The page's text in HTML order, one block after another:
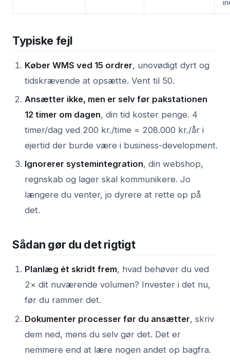
Typiske fejl
Køber WMS ved 15 ordrer, unovødigt dyrt og
tidskrævende at opsætte. Vent til 50.
Ansætter ikke, men er selv før pakstationen
12 timer om dagen, din tid koster penge. 4
timer/dag ved 200 kr./time = 208.000 kr./år i
ejertid der burde være i business-development.
Ignorerer systemintegration, din webshop,
regnskab og lager skal kommunikere. Jo
længere du venter, jo dyrere at rette op på
det.
Sådan gør du det rigtigt
Planlæg ét skridt frem, hvad behøver du ved
2× dit nuværende volumen? Invester i det nu,
før du rammer det.
Dokumenter processer før du ansætter, skriv
dem ned, mens du selv gør det. Det er
nemmere end at lære nogen andet op bagfra.